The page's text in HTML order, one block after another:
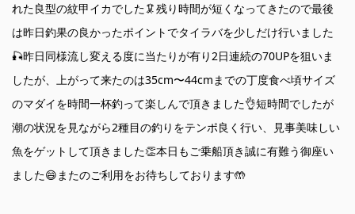
れた良型の紋甲イカでした🦑残り時間が短くなってきたので最後
は昨日釣果の良かったポイントでタイラバを少しだけ行いました
🎣昨日同様流し変える度に当たりが有り2日連続の70UPを狙いま
したが、上がって来たのは35cm〜44cmまでの丁度食べ頃サイズ
のマダイを時間一杯釣って楽しんで頂きました👌短時間でしたが
潮の状況を見ながら2種目の釣りをテンポ良く行い、見事美味しい
魚をゲットして頂きました👏本日もご乗船頂き誠に有難う御座い
ました😄またのご利用をお待ちしております🤲